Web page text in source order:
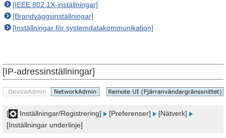
[IEEE 802.1X-inställningar]
[Brandväggsinställningar]
[Inställningar för systemdatakommunikation]
[IP-adressinställningar]
[ Inställningar/Registrering] [Preferenser]
[Nätverk]
[Inställningar underlinje]